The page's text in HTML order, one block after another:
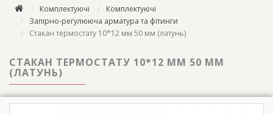
Комплектуючі
Комплектуючі
Запірно-регулююча арматура та фітинги
Стакан термостату 10*12 мм 50 мм (латунь)
СТАКАН ТЕРМОСТАТУ 10*12 ММ 50 ММ
(ЛАТУНЬ)